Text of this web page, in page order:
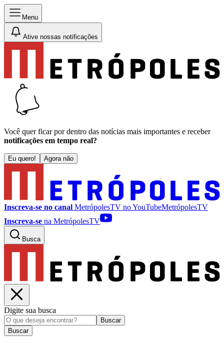
Menu
Ative nossas notificações
Você quer ficar por dentro das notícias mais importantes e receber
notificações em tempo real?
Eu quero! Agora não
Inscreva-se no canal MetrópolesTV noYouTubeMetrópolesTV
Inscreva-se na MetrópolesTV
Busca
Digite sua busca
Buscar
Buscar